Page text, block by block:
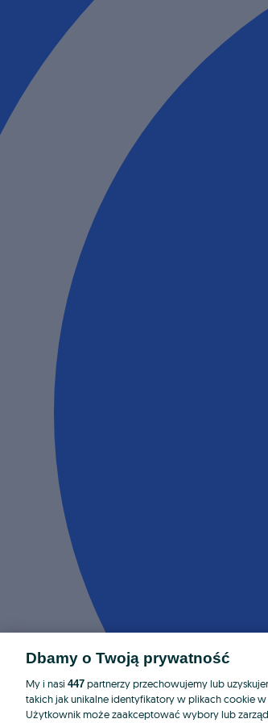
Dbamy o Twoją prywatność
My i nasi 447 partnerzy przechowujemy lub
takich jak unikalne identyfikatory w plikach cookie
Użytkownik może zaakceptować wybory lub